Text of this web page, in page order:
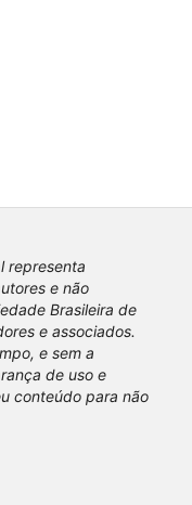
representa
e não
Brasileira de
e associados.
e sem a
de uso e
conteúdo para não